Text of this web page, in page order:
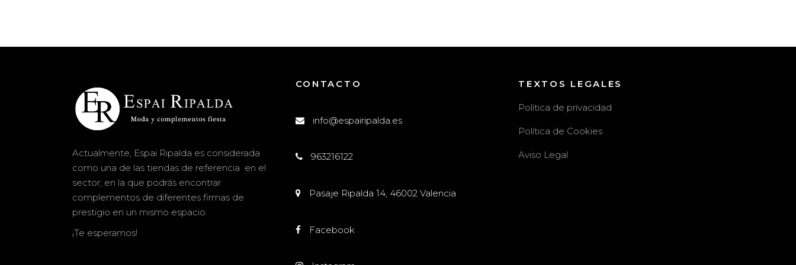
Actualmente, Espai Ripalda es considerada
como una de las tiendas de referencia en el
sector, en la que podrás encontrar
complementos de diferentes firmas de
prestigio en un mismo espacio.
¡Te esperamos!
CONTACTO
info@espairipalda.es
963216122
Pasaje Ripalda 14, 46002 Valencia
Facebook
TEXTOS LEGALES
Política de privacidad
Política de Cookies
Aviso Legal